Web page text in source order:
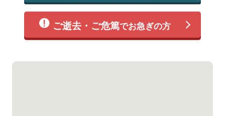
ご逝去・ご危篤でお急ぎの方